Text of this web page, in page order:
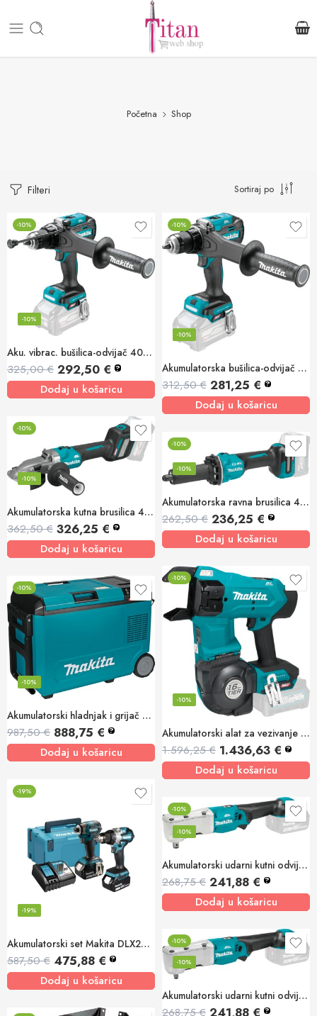
Početna Shop
Filteri Sortiraj po
-10%
Aku. vibrac. bušilica-odvijač 40V XGT, 3st
-10%
325,00€ 292,50 € ?
Dodaj u košaricu
-10%
Akumulatorska bušilica-odvijač 40V XGT, 3st
-10%
312,50€ 281,25 € ?
Dodaj u košaricu
-10%
Akumulatorska kutna brusilica 40V XGT, 125mm
-10%
362,50€ 326,25 € ?
Dodaj u košaricu
-10%
Akumulatorska ravna brusilica 40V XGT, 32mm
-10%
262,50€ 236,25 € ?
Dodaj u košaricu
-10%
Akumulatorski alat za vezivanje armature 40V XGT
-10%
1.596,25€ 1.436,63 € ?
Dodaj u košaricu
-10%
Akumulatorski hladnjak i grijač 40V XGT/LXT/AC,25L
-10%
987,50€ 888,75 € ?
Dodaj u košaricu
-19%
Akumulatorski set Makita DLX2527TJ 18V
-19%
587,50€ 475,88 € ?
Dodaj u košaricu
-10%
Akumulatorski udarni kutni odvijač 18V, 360Nm, 1/2
-10%
268,75€ 241,88 € ?
Dodaj u košaricu
-10%
Akumulatorski udarni kutni odvijač 18V, 360Nm, 3/8
-10%
268,75€ 241,88 € ?